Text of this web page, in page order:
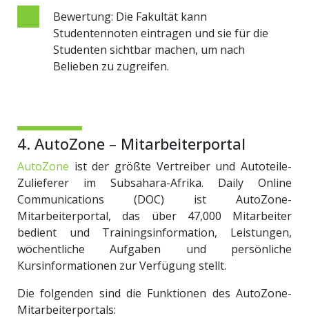
Bewertung: Die Fakultät kann
Studentennoten eintragen und sie für die
Studenten sichtbar machen, um nach
Belieben zu zugreifen.
4. AutoZone – Mitarbeiterportal
AutoZone ist der größte Vertreiber und Autoteile-
Zulieferer im Subsahara-Afrika. Daily Online
Communications (DOC) ist AutoZone-
Mitarbeiterportal, das über 47,000 Mitarbeiter
bedient und Trainingsinformation, Leistungen,
wöchentliche Aufgaben und persönliche
Kursinformationen zur Verfügung stellt.
Die folgenden sind die Funktionen des AutoZone-
Mitarbeiterportals: